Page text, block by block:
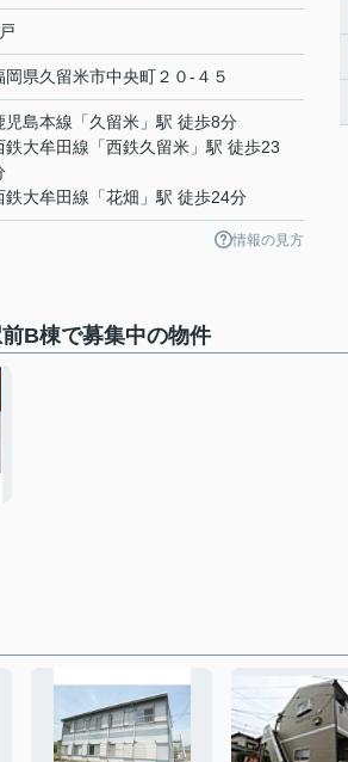
岡県久留米市中央町２０-４５
児島本線 「久留米 」駅 徒歩8分
鉄大牟田線 「西鉄久留米 」駅 徒歩23
鉄大牟田線 「花畑 」駅 徒歩24分
情報の見方
B棟で募集中の物件